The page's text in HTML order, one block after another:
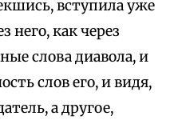
вступила уже
него, как через
слова диавола, и
слов его, и видя,
а другое,